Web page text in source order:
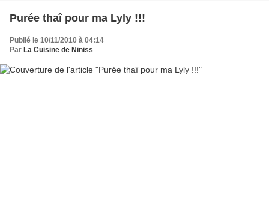
Purée thaî pour ma Lyly !!!
Publié le 10/11/2010 à 04:14
Par La Cuisine de Niniss